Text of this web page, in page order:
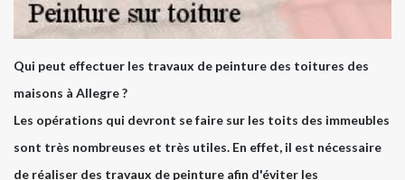
Qui peut effectuer les travaux de peinture des toitures des
maisons à Allegre ?
Les opérations qui devront se faire sur les toits des immeubles
sont très nombreuses et très utiles. En effet, il est nécessaire
de réaliser des travaux de peinture afin d'éviter les